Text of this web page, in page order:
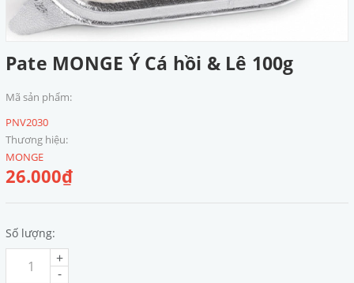
Pate MONGE Ý Cá hồi & Lê 100g
Mã sản phẩm:
PNV2030
Thương hiệu:
MONGE
26.000₫
Số lượng:
-
+